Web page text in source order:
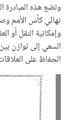
وتضع هذه المبادرة
نهائي كأس الأمم
وإمكانية النقل أو
السعي إلى توازن
الحفاظ على